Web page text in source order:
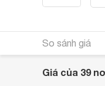
So sánh giá
Giá của 39